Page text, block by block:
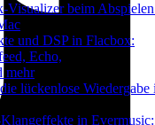
Visualizer beim
und DSP in Flacbox:
Echo,
mehr
lückenlose Wiedergabe
in